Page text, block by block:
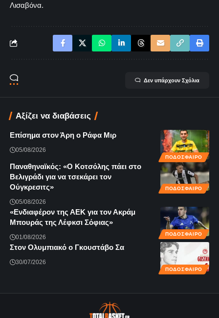
Λισαβόνα.
Δεν υπάρχουν Σχόλια
Αξίζει να διαβάσεις
ΠΟΔΟΣΦΑΙΡΟ
Επίσημα στον Άρη ο Ράφα Μιρ
05/08/2026
ΠΟΔΟΣΦΑΙΡΟ
Παναθηναϊκός: «Ο Κοτσόλης πάει στο
Βελιγράδι για να τσεκάρει τον
Ούγκρεσιτς»
05/08/2026
ΠΟΔΟΣΦΑΙΡΟ
«Ενδιαφέρον της ΑΕΚ για τον Ακράμ
Μπουράς της Λέφκσι Σόφιας»
01/08/2026
ΠΟΔΟΣΦΑΙΡΟ
Στον Ολυμπιακό ο Γκουστάβο Σα
30/07/2026